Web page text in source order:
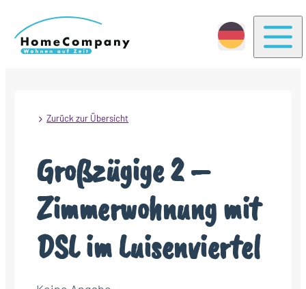
Zurück zur Übersicht
Großzügige 2 –
Zimmerwohnung mit
DSL im Luisenviertel